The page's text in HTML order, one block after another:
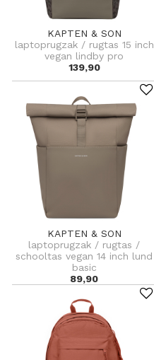
KAPTEN & SON
laptoprugzak / rugtas 15 inch
vegan lindby pro
139,90
KAPTEN & SON
laptoprugzak / rugtas /
schooltas vegan 14 inch lund
basic
89,90